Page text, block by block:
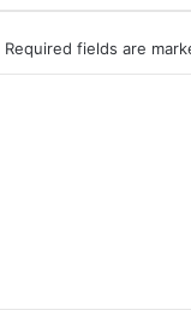
Required fields are